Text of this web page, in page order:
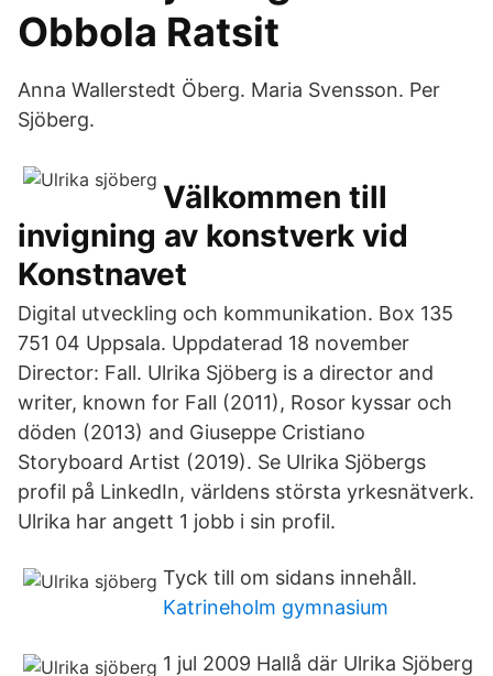
Obbola Ratsit
Anna Wallerstedt Öberg. Maria Svensson. Per
Sjöberg.
Välkommen till
invigning av konstverk vid
Konstnavet
Digital utveckling och kommunikation. Box 135
751 04 Uppsala. Uppdaterad 18 november
Director: Fall. Ulrika Sjöberg is a director and
writer, known for Fall (2011), Rosor kyssar och
döden (2013) and Giuseppe Cristiano
Storyboard Artist (2019). Se Ulrika Sjöbergs
profil på LinkedIn, världens största yrkesnätverk.
Ulrika har angett 1 jobb i sin profil.
Tyck till om sidans innehåll.
Katrineholm gymnasium
1 jul 2009 Hallå där Ulrika Sjöberg